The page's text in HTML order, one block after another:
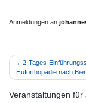
Anmeldungen an
2-Tages-
Huforthopädie nach
Veranstaltungen für